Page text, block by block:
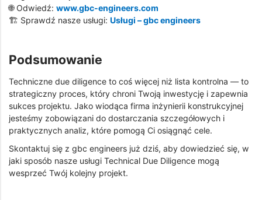
🌐 Odwiedź: www.gbc-engineers.com
🏗️ Sprawdź nasze usługi: Usługi – gbc engineers
Podsumowanie
Techniczne due diligence to coś więcej niż lista kontrolna — to
strategiczny proces, który chroni Twoją inwestycję i zapewnia
sukces projektu. Jako wiodąca firma inżynierii konstrukcyjnej
jesteśmy zobowiązani do dostarczania szczegółowych i
praktycznych analiz, które pomogą Ci osiągnąć cele.
Skontaktuj się z gbc engineers już dziś, aby dowiedzieć się, w
jaki sposób nasze usługi Technical Due Diligence mogą
wesprzeć Twój kolejny projekt.